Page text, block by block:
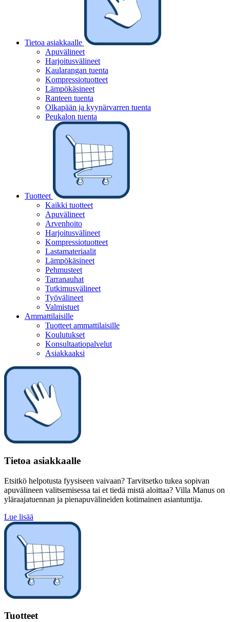
Tietoa asiakkaalle
Apuvälineet
Harjoitusvälineet
Kaularangan tuenta
Kompressiotuotteet
Lämpökäsineet
Ranteen tuenta
Olkapään ja kyynärvarren tuenta
Peukalon tuenta
Tuotteet
Kaikki tuotteet
Apuvälineet
Arvenhoito
Harjoitusvälineet
Kompressiotuotteet
Lastamateriaalit
Lämpökäsineet
Pehmusteet
Tarranauhat
Tutkimusvälineet
Työvälineet
Valmistuet
Ammattilaisille
Tuotteet ammattilaisille
Koulutukset
Konsultaatiopalvelut
Asiakkaaksi
Tietoa asiakkaalle
Etsitkö helpotusta fyysiseen vaivaan? Tarvitsetko tukea sopivan
apuvälineen valitsemisessa tai et tiedä mistä aloittaa? Villa Manus on
yläraajatuennan ja pienapuvälineiden kotimainen asiantuntija.
Lue lisää
Tuotteet